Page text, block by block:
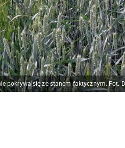
pokrywa się ze stanem faktycznym. Fot.